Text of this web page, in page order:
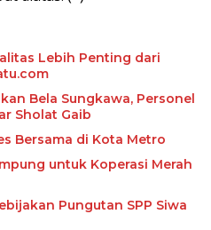
Lebih Penting dari
Bela Sungkawa, Personel
Sholat Gaib
Bersama di Kota Metro
untuk Koperasi Merah
Pungutan SPP Siwa